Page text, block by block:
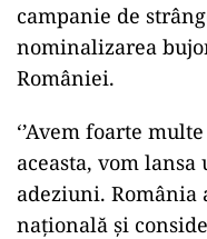
campanie de
nominalizarea
României.
‘’Avem foarte
aceasta, vom
adeziuni. România
națională și